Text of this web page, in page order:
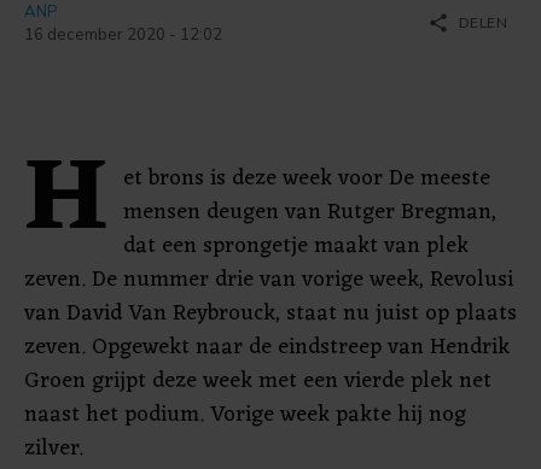
ANP
16 december 2020 - 12:02
share DELEN
H et brons is deze week voor De meeste
mensen deugen van Rutger Bregman,
dat een sprongetje maakt van plek
zeven. De nummer drie van vorige week, Revolusi
van David Van Reybrouck, staat nu juist op plaats
zeven. Opgewekt naar de eindstreep van Hendrik
Groen grijpt deze week met een vierde plek net
naast het podium. Vorige week pakte hij nog
zilver.